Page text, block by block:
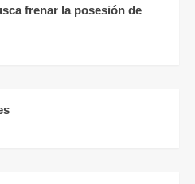
frenar la posesión de